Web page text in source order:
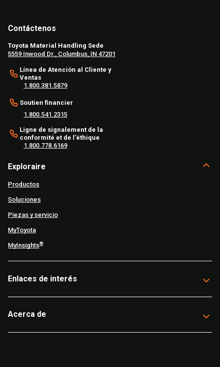
Contáctenos
Toyota Material Handling Sede
5559 Inwood Dr., Columbus, IN 47201
Línea de Atención al Cliente y
Ventas
1.800.381.5879
Soutien financier
1.800.541.2315
Ligne de signalement de la
conformité et de l'éthique
1.800.778.6169
Exploraire
Productos
Soluciones
Piezas y servicio
MyToyota
MyInsights®
Enlaces de interés
Acerca de